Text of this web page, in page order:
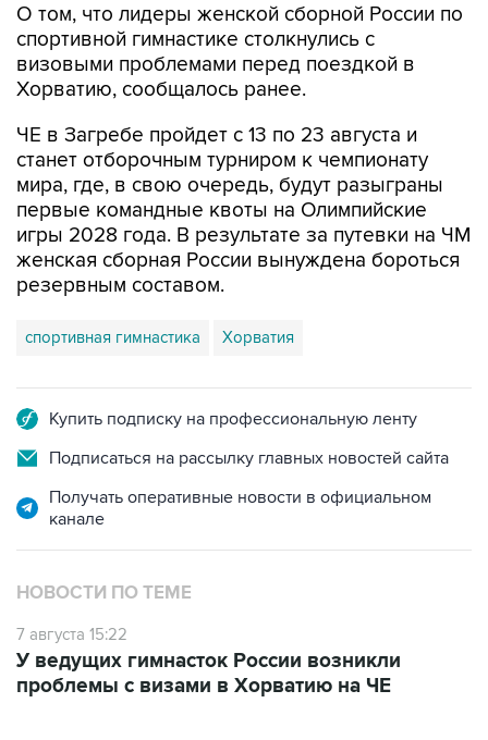
О том, что лидеры женской сборной России по
спортивной гимнастике столкнулись с
визовыми проблемами перед поездкой в
Хорватию, сообщалось ранее.
ЧЕ в Загребе пройдет с 13 по 23 августа и
станет отборочным турниром к чемпионату
мира, где, в свою очередь, будут разыграны
первые командные квоты на Олимпийские
игры 2028 года. В результате за путевки на ЧМ
женская сборная России вынуждена бороться
резервным составом.
спортивная гимнастика Хорватия
Купить подписку на профессиональную ленту
Подписаться на рассылку главных новостей сайта
Получать оперативные новости в официальном
канале
НОВОСТИ ПО ТЕМЕ
7 августа 15:22
У ведущих гимнасток России возникли
проблемы с визами в Хорватию на ЧЕ